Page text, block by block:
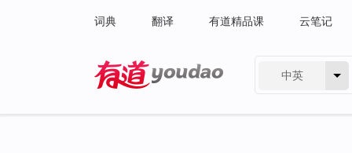
词典 翻译 有道精品课 云笔记
中英